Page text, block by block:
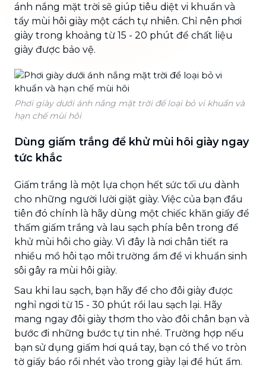
ánh nắng mặt trời sẽ giúp tiêu diệt vi khuẩn và
tẩy mùi hôi giày một cách tự nhiên. Chỉ nên phơi
giày trong khoảng từ 15 - 20 phút để chất liệu
giày được bảo vệ.
Phơi giày dưới ánh nắng mặt trời để loại bỏ vi khuẩn và
hạn chế mùi hôi
Dùng giấm trắng để khử mùi hôi giày ngay
tức khắc
Giấm trắng là một lựa chọn hết sức tối ưu dành
cho những người lười giặt giày. Việc của bạn đầu
tiên đó chính là hãy dùng một chiếc khăn giấy để
thấm giấm trắng và lau sạch phía bên trong để
khử mùi hôi cho giày. Vì đây là nơi chân tiết ra
nhiều mồ hôi tạo môi trường ẩm để vi khuẩn sinh
sôi gây ra mùi hôi giày.
Sau khi lau sạch, bạn hãy để cho đôi giày được
nghỉ ngơi từ 15 - 30 phút rồi lau sạch lại. Hãy
mang ngay đôi giày thơm tho vào đôi chân bạn và
bước đi những bước tự tin nhé. Trường hợp nếu
bạn sử dụng giấm hơi quá tay, bạn có thể vo tròn
tờ giấy báo rồi nhét vào trong giày lại để hút ẩm.